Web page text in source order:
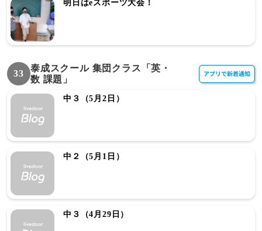
明日はeスポーツ大会！
33
泰成スクール 集団クラス「英・
数 課題」
中３（5月2日）
中２（5月1日）
中３（4月29日）